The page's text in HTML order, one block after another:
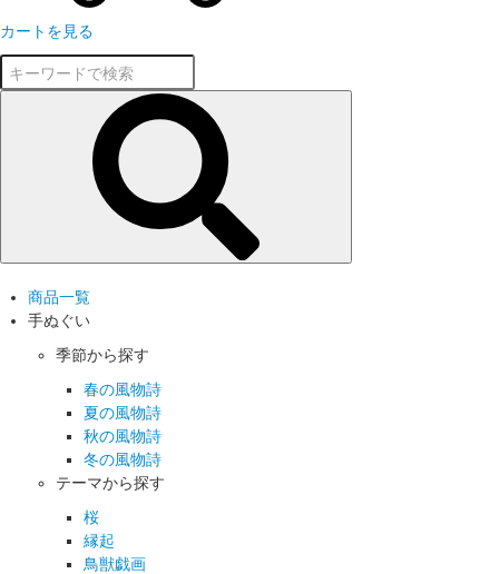
カートを見る
商品一覧
手ぬぐい
季節から探す
春の風物詩
夏の風物詩
秋の風物詩
冬の風物詩
テーマから探す
桜
縁起
鳥獣戯画